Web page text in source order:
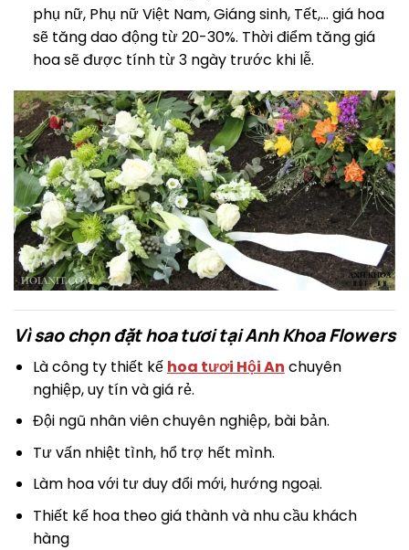
phụ nữ, Phụ nữ Việt Nam, Giáng sinh, Tết,… giá hoa
sẽ tăng dao động từ 20-30%. Thời điểm tăng giá
hoa sẽ được tính từ 3 ngày trước khi lễ.
Vì sao chọn đặt hoa tươi tại Anh Khoa Flowers
Là công ty thiết kế hoa tươi Hội An chuyên
nghiệp, uy tín và giá rẻ.
Đội ngũ nhân viên chuyên nghiệp, bài bản.
Tư vấn nhiệt tình, hổ trợ hết mình.
Làm hoa với tư duy đổi mới, hướng ngoại.
Thiết kế hoa theo giá thành và nhu cầu khách
hàng